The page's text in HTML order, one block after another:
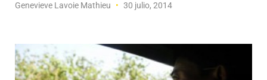
Genevieve Lavoie Mathieu 30 julio, 2014